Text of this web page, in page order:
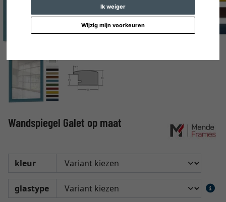
Ik weiger
Wijzig mijn voorkeuren
Wandspiegel Galet op maat
kleur
glastype